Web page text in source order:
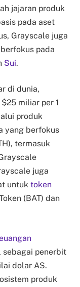
jajaran produk
pada aset
Grayscale juga
pada
Sui.
di dunia,
miliar per 1
produk
yang berfokus
termasuk
juga
untuk token
(BAT) dan
sebagai penerbit
dolar AS.
produk